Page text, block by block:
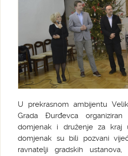
U prekrasnom ambijentu
Grada Đurđevca
domjenak i druženje za kraj
domjenak su bili pozvani
ravnatelji gradskih ustanova,